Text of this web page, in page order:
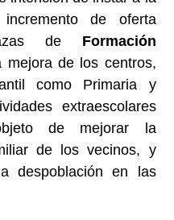
de oferta
de Formación
mejora de los centros,
como Primaria y
extraescolares
de mejorar la
de los vecinos, y
despoblación en las